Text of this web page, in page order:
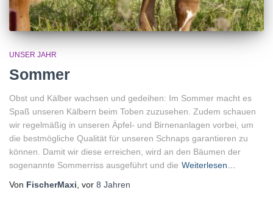
UNSER JAHR
Sommer
Obst und Kälber wachsen und gedeihen: Im Sommer macht es
Spaß unseren Kälbern beim Toben zuzusehen. Zudem schauen
wir regelmäßig in unseren Äpfel- und Birnenanlagen vorbei, um
die bestmögliche Qualität für unseren Schnaps garantieren zu
können. Damit wir diese erreichen, wird an den Bäumen der
sogenannte Sommerriss ausgeführt und die Weiterlesen…
Von FischerMaxi , vor 8 Jahren